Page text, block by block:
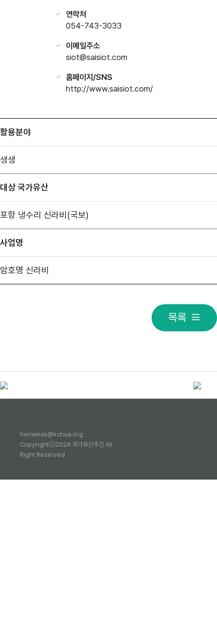
연락처
054-743-3033
이메일주소
siot@saisiot.com
홈페이지/SNS
http://www.saisiot.com/
활용분야
생생
대상 국가유산
포항 냉수리 신라비(국보)
사업명
암호명 신라비
목록
heriweek@kchua.org
Copyrightⓒ2024 국가유산주간 All
Right Reserved